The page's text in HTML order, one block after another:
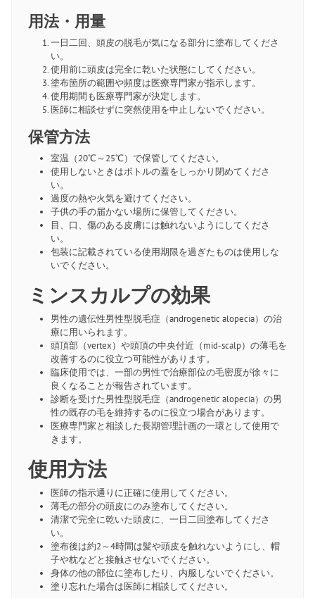
用法・用量
一日二回、頭皮の脱毛が気になる部分に塗布してくださ
い。
使用前に頭皮は完全に乾いた状態にしてください。
塗布箇所の範囲や頻度は医療専門家が指示します。
使用期間も医療専門家が決定します。
医師に相談せずに突然使用を中止しないでください。
保管方法
室温（20℃～25℃）で保管してください。
使用しないときはボトルの蓋をしっかり閉めてくださ
い。
過度の熱や火気を避けてください。
子供の手の届かない場所に保管してください。
目、口、傷のある皮膚には触れないようにしてくださ
い。
包装に記載されている使用期限を過ぎたものは使用しな
いでください。
ミンスカルプの効果
男性の遺伝性男性型脱毛症（androgenetic alopecia）の治
療に用いられます。
頭頂部（vertex）や頭頂の中央付近（mid-scalp）の薄毛を
改善するのに役立つ可能性があります。
臨床使用では、一部の男性で治療部位の毛密度が徐々に
良くなることが報告されています。
診断を受けた男性型脱毛症（androgenetic alopecia）の男
性の既存の毛を維持するのに役立つ場合があります。
医療専門家と相談した長期管理計画の一環として使用で
きます。
使用方法
医師の指示通りに正確に使用してください。
薄毛の部分の頭皮にのみ塗布してください。
清潔で完全に乾いた頭皮に、一日二回塗布してくださ
い。
塗布後は約2～4時間は髪や頭皮を触れないようにし、帽
子や枕などと接触させないでください。
身体の他の部位に塗布したり、内服しないでください。
塗り忘れた場合は医師に相談してください。